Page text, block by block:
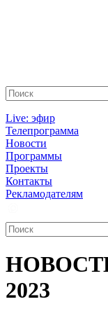
Live: эфир
Телепрограмма
Новости
Программы
Проекты
Контакты
Рекламодателям
2023